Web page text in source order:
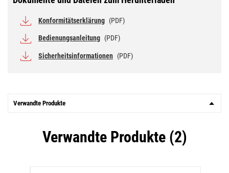
Konformitätserklärung (PDF)
Bedienungsanleitung (PDF)
Sicherheitsinformationen (PDF)
Verwandte Produkte
Verwandte Produkte (2)